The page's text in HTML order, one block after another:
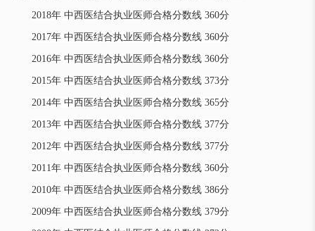
2018年 中西医结合执业医师合格分数线 360分
2017年 中西医结合执业医师合格分数线 360分
2016年 中西医结合执业医师合格分数线 360分
2015年 中西医结合执业医师合格分数线 373分
2014年 中西医结合执业医师合格分数线 365分
2013年 中西医结合执业医师合格分数线 377分
2012年 中西医结合执业医师合格分数线 377分
2011年 中西医结合执业医师合格分数线 360分
2010年 中西医结合执业医师合格分数线 386分
2009年 中西医结合执业医师合格分数线 379分